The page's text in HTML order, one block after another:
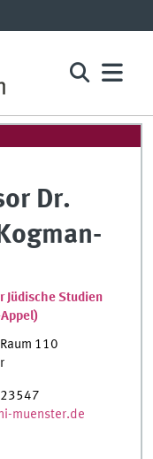
Dr.
Jüdische Studien
Raum 110
muenster.de